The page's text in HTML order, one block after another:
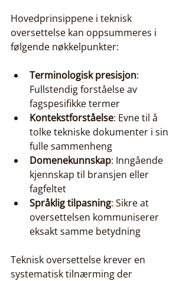
Hovedprinsippene i teknisk
oversettelse kan oppsummeres i
følgende nøkkelpunkter:
Terminologisk presisjon:
Fullstendig forståelse av
fagspesifikke termer
Kontekstforståelse: Evne til å
tolke tekniske dokumenter i sin
fulle sammenheng
Domenekunnskap: Inngående
kjennskap til bransjen eller
fagfeltet
Språklig tilpasning: Sikre at
oversettelsen kommuniserer
eksakt samme betydning
Teknisk oversettelse krever en
systematisk tilnærming der